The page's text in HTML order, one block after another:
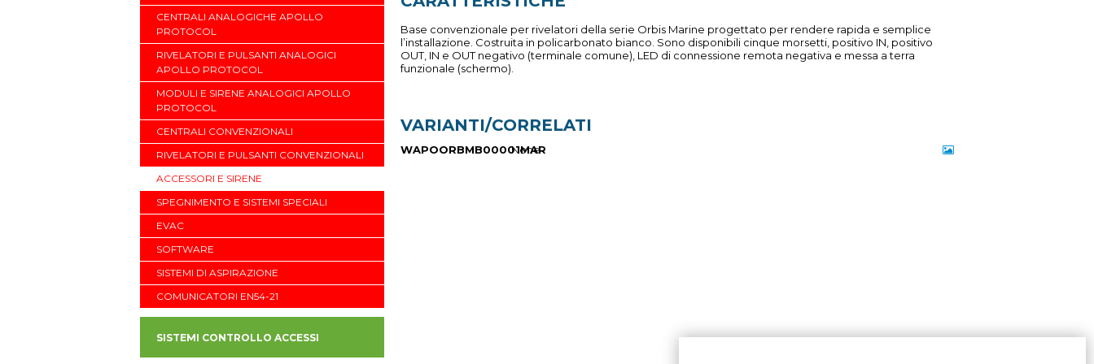
CENTRALI ANALOGICHE APOLLO
PROTOCOL
RIVELATORI E PULSANTI ANALOGICI
APOLLO PROTOCOL
MODULI E SIRENE ANALOGICI APOLLO
PROTOCOL
CENTRALI CONVENZIONALI
RIVELATORI E PULSANTI CONVENZIONALI
ACCESSORI E SIRENE
SPEGNIMENTO E SISTEMI SPECIALI
EVAC
SOFTWARE
SISTEMI DI ASPIRAZIONE
COMUNICATORI EN54-21
SISTEMI CONTROLLO ACCESSI
Base convenzionale per rivelatori della serie Orbis Marine progettato per rendere rapida e semplice
l’installazione. Costruita in policarbonato bianco. Sono disponibili cinque morsetti, positivo IN, positivo
OUT, IN e OUT negativo (terminale comune), LED di connessione remota negativa e messa a terra
funzionale (schermo).
VARIANTI/CORRELATI
WAPOORBMB00001MAR
None